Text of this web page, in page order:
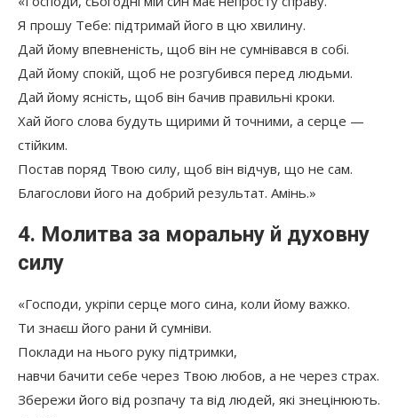
Я прошу Тебе: підтримай його в цю хвилину.
Дай йому впевненість, щоб він не сумнівався в собі.
Дай йому спокій, щоб не розгубився перед людьми.
Дай йому ясність, щоб він бачив правильні кроки.
Хай його слова будуть щирими й точними, а серце —
стійким.
Постав поряд Твою силу, щоб він відчув, що не сам.
Благослови його на добрий результат. Амінь.»
4. Молитва за моральну й духовну
силу
«Господи, укріпи серце мого сина, коли йому важко.
Ти знаєш його рани й сумніви.
Поклади на нього руку підтримки,
навчи бачити себе через Твою любов, а не через страх.
Збережи його від розпачу та від людей, які знецінюють.